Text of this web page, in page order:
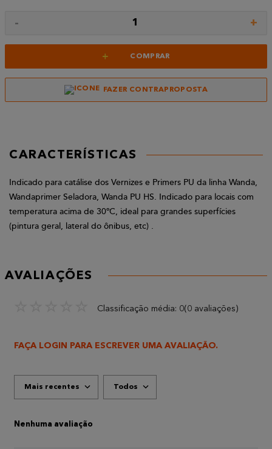
- 1 +
+ COMPRAR
FAZER CONTRAPROPOSTA
CARACTERÍSTICAS
Indicado para catálise dos Vernizes e Primers PU da linha Wanda,
Wandaprimer Seladora, Wanda PU HS. Indicado para locais com
temperatura acima de 30ºC, ideal para grandes superfícies
(pintura geral, lateral do ônibus, etc) .
AVALIAÇÕES
Classificação média: 0(0 avaliações)
FAÇA LOGIN PARA ESCREVER UMA AVALIAÇÃO.
Mais recentes Todos
Nenhuma avaliação